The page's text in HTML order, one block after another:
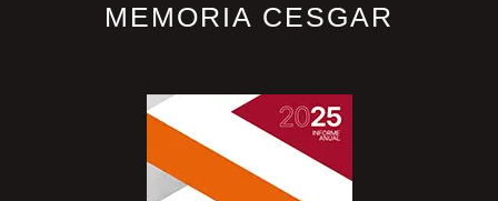
MEMORIA CESGAR